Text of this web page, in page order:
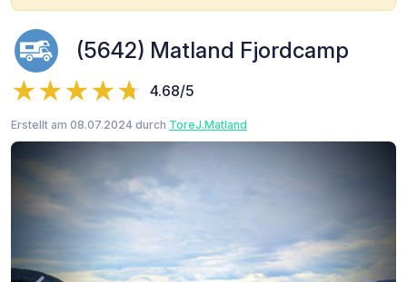
(5642) Matland Fjordcamp
4.68/5
Erstellt am 08.07.2024 durch ToreJ.Matland